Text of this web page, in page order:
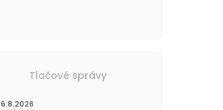
Tlačové správy
6.8.2026